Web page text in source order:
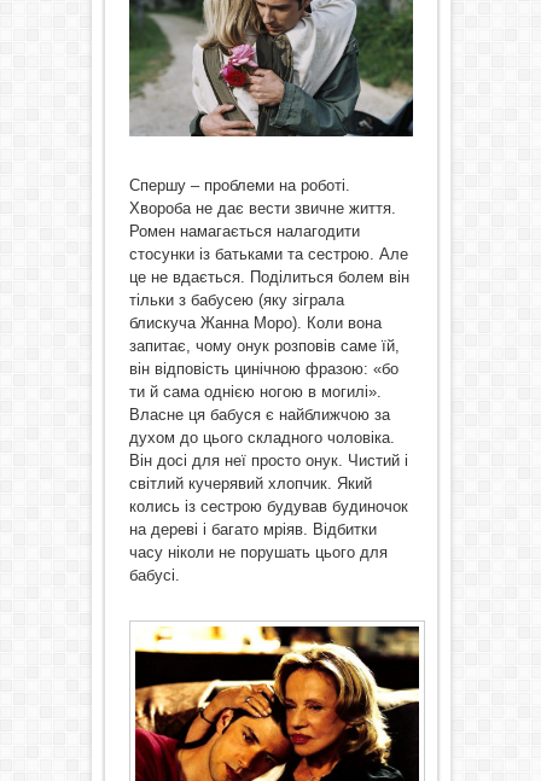
Спершу – проблеми на роботі.
Хвороба не дає вести звичне життя.
Ромен намагається налагодити
стосунки із батьками та сестрою. Але
це не вдається. Поділиться болем він
тільки з бабусею (яку зіграла
блискуча Жанна Моро). Коли вона
запитає, чому онук розповів саме їй,
він відповість цинічною фразою: «бо
ти й сама однією ногою в могилі».
Власне ця бабуся є найближчою за
духом до цього складного чоловіка.
Він досі для неї просто онук. Чистий і
світлий кучерявий хлопчик. Який
колись із сестрою будував будиночок
на дереві і багато мріяв. Відбитки
часу ніколи не порушать цього для
бабусі.